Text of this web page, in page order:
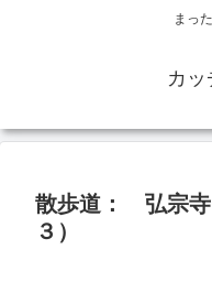
まっ
カ
散歩道： 弘宗寺
３）